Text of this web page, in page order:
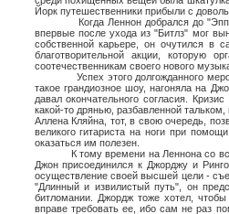
Йорк путешественники прибыли с
Когда Леннон добрался до "Эппл",
впервые после ухода из "Битлз" мог
собственной карьере, он очутился в
благотворительной акции, которую
соотечественникам своего нового
Успех этого долгожданного
такое грандиозное шоу, нагоняла на
давал окончательного согласия.
какой-то дрянью, разбавленной
Аллена Кляйна, тот, в свою очередь,
великого гитариста на ноги при
оказаться им полезен.
К тому времени на Леннона со всех
Джон присоединился к Джорджу и
осуществление своей высшей цели -
"Длинный и извилистый путь", он
битломании. Джордж тоже хотел,
вправе требовать ее, ибо сам не раз